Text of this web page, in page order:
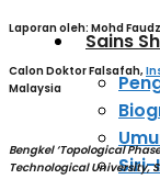
Sains
Siri-
Laporan oleh: Mohd
Calon Doktor Falsafah,
Malaysia
Bengkel ‘Topological
Technological University,